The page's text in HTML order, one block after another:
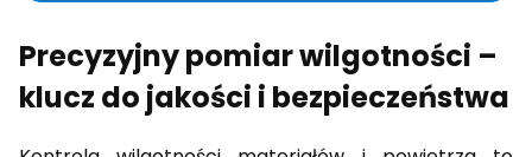
Precyzyjny pomiar wilgotności –
klucz do jakości i bezpieczeństwa